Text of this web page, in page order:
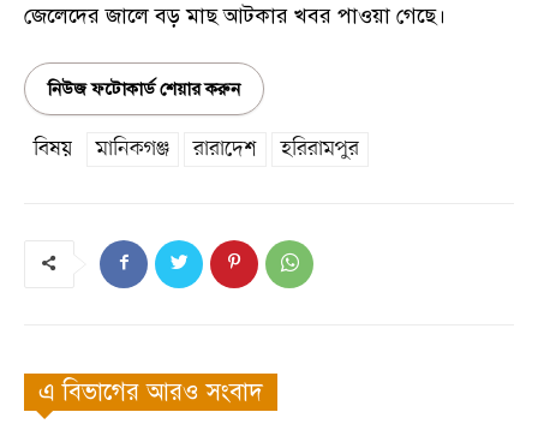
জেলেদের জালে বড় মাছ আটকার খবর পাওয়া গেছে।
নিউজ ফটোকার্ড শেয়ার করুন
বিষয় মানিকগঞ্জ রারাদেশ হরিরামপুর
এ বিভাগের আরও সংবাদ